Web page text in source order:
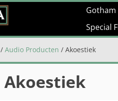
Gotham
Special
/Audio Producten / Akoestiek
Akoestiek